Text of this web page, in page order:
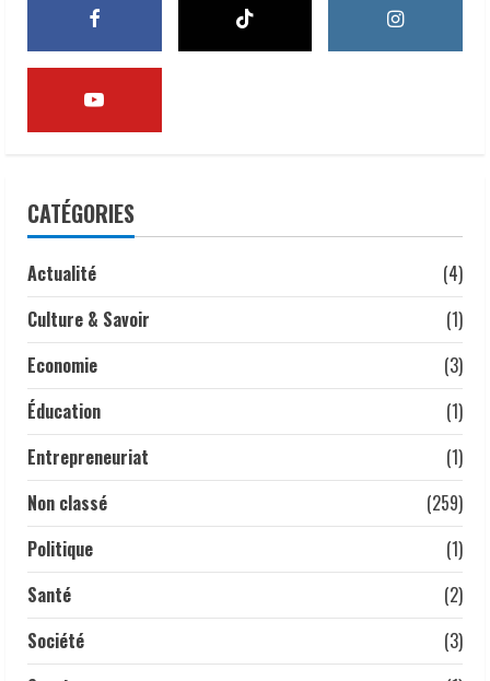
3
𝗖𝗼𝘁𝗼𝗻 | 𝒍𝒆 𝑻𝒄𝒉𝒂𝒅 𝒎𝒊𝒔𝒆 𝒔𝒖𝒓 𝒖𝒏 𝒂𝒑𝒑𝒖𝒊
violences d’État
CATÉGORIES
Actualité
(4)
Culture & Savoir
(1)
Economie
(3)
Éducation
(1)
Entrepreneuriat
(1)
Non classé
(259)
Politique
(1)
Santé
(2)
Société
(3)